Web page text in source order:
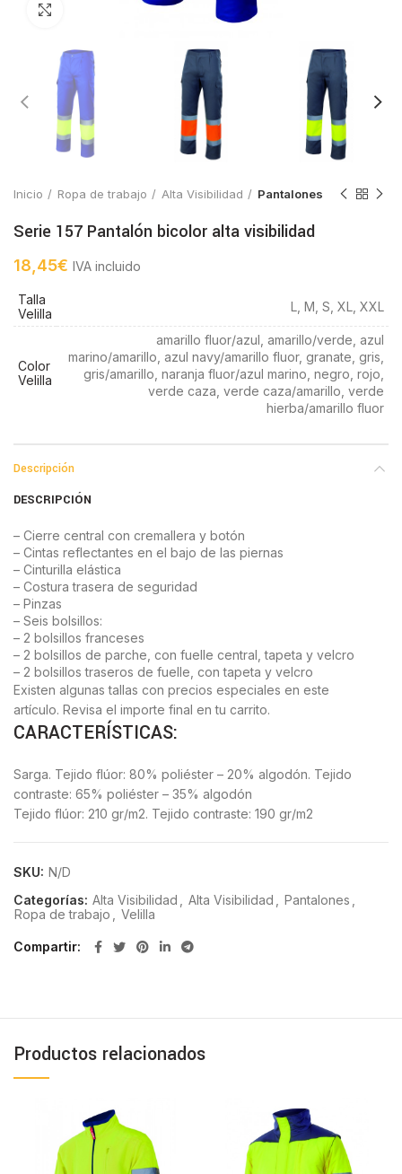
Click to enlarge
Inicio Ropa de trabajo Alta Visibilidad Pantalones
Serie 157 Pantalón bicolor alta visibilidad
18,45€ IVA incluido
Talla
Velilla
L, M, S, XL, XXL
Color
Velilla
amarillo fluor/azul, amarillo/verde, azul
marino/amarillo, azul navy/amarillo fluor, granate, gris,
gris/amarillo, naranja fluor/azul marino, negro, rojo,
verde caza, verde caza/amarillo, verde
hierba/amarillo fluor
Descripción
DESCRIPCIÓN
– Cierre central con cremallera y botón
– Cintas reflectantes en el bajo de las piernas
– Cinturilla elástica
– Costura trasera de seguridad
– Pinzas
– Seis bolsillos:
– 2 bolsillos franceses
– 2 bolsillos de parche, con fuelle central, tapeta y velcro
– 2 bolsillos traseros de fuelle, con tapeta y velcro
Existen algunas tallas con precios especiales en este
artículo. Revisa el importe final en tu carrito.
CARACTERÍSTICAS:
Sarga. Tejido flúor: 80% poliéster – 20% algodón. Tejido
contraste: 65% poliéster – 35% algodón
Tejido flúor: 210 gr/m2. Tejido contraste: 190 gr/m2
SKU: N/D
Categorías: Alta Visibilidad Alta Visibilidad Pantalones
Ropa de trabajo
Velilla
Compartir
Productos relacionados